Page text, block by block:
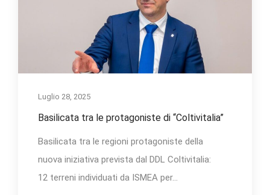
Luglio 28, 2025
Basilicata tra le protagoniste di “Coltivitalia”
Basilicata tra le regioni protagoniste della
nuova iniziativa prevista dal DDL Coltivitalia:
12 terreni individuati da ISMEA per...